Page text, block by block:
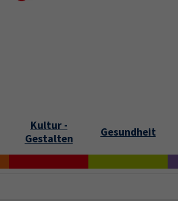
Kultur -
Gestalten
Gesundheit